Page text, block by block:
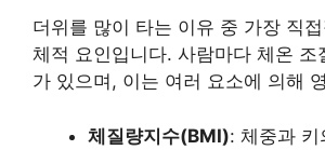
더위를 많이 타는 이유 중 가장 직
체적 요인입니다. 사람마다 체온 조
가 있으며, 이는 여러 요소에 의해
체질량지수(BMI): 체중과 키